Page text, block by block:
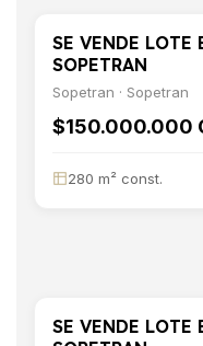
VENTA
SE VENDE LOTE
SOPETRAN
Sopetran · Sopetran
$150.000.000
280 m² const.
VENTA
SE VENDE LOTE